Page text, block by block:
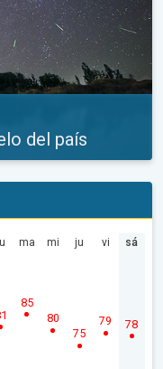
del país
lu ma
85
mi
80
ju
75
vi
79
sá
78